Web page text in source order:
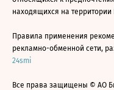
находящихся на
Правила применения
рекламно-обменной сети,
24smi
Все права защищены © АО